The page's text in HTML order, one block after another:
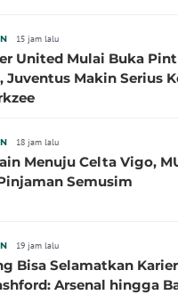
15 jam lalu
United Mulai Buka
Juventus Makin Serius
18 jam lalu
Menuju Celta Vigo,
Semusim
19 jam lalu
Bisa Selamatkan Karier
Arsenal hingga